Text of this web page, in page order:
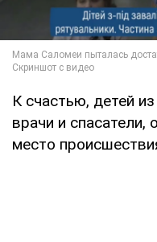
К счастью, детей
врачи и
место